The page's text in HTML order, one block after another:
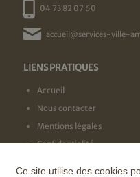
04 73 82 07 60
accueil@services-ville-
LIENS PRATIQUES
Accueil
Nous contacter
Mentions légales
Confidentialité
Ce site utilise des cookies